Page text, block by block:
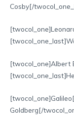
Cosby[/
[twocol_one]Albert
Goldberg[/